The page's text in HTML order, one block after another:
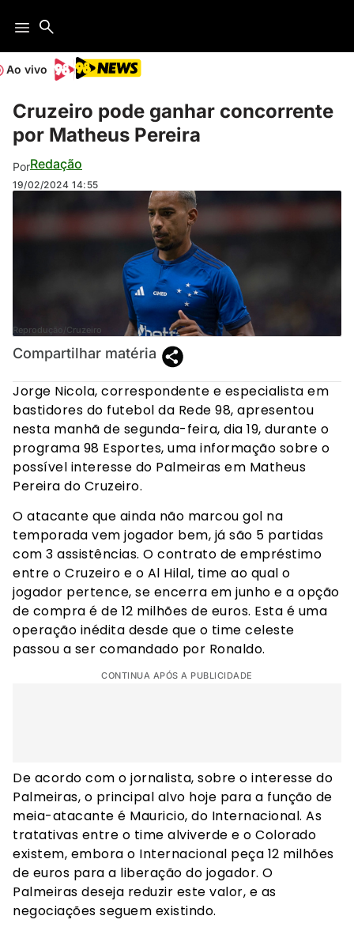
Ao vivo
Cruzeiro pode ganhar concorrente
por Matheus Pereira
PorRedação
19/02/2024 14:55
Reprodução/Cruzeiro
Compartilhar matéria
Jorge Nicola, correspondente e especialista em
bastidores do futebol da Rede 98, apresentou
nesta manhã de segunda-feira, dia 19, durante o
programa 98 Esportes, uma informação sobre o
possível interesse do Palmeiras em Matheus
Pereira do Cruzeiro.
O atacante que ainda não marcou gol na
temporada vem jogador bem, já são 5 partidas
com 3 assistências. O contrato de empréstimo
entre o Cruzeiro e o Al Hilal, time ao qual o
jogador pertence, se encerra em junho e a opção
de compra é de 12 milhões de euros. Esta é uma
operação inédita desde que o time celeste
passou a ser comandado por Ronaldo.
CONTINUA APÓS A PUBLICIDADE
De acordo com o jornalista, sobre o interesse do
Palmeiras, o principal alvo hoje para a função de
meia-atacante é Mauricio, do Internacional. As
tratativas entre o time alviverde e o Colorado
existem, embora o Internacional peça 12 milhões
de euros para a liberação do jogador. O
Palmeiras deseja reduzir este valor, e as
negociações seguem existindo.